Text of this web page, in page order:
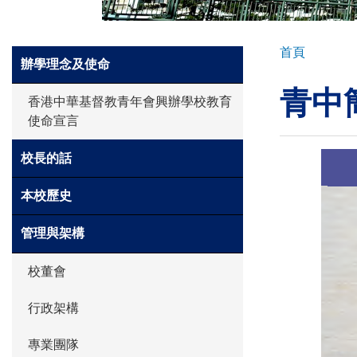
環球探索
入學申請
學生園地
學生表現
Side
Meun
辦學理念及使命
香港中華基督教青年會興辦學校教育
使命宣言
校長的話
本校歷史
管理與架構
校董會
行政架構
專業團隊
導
連
結
首頁
青中